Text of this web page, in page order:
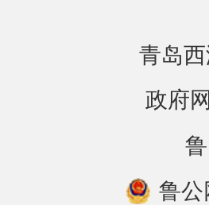
青岛
政府
鲁